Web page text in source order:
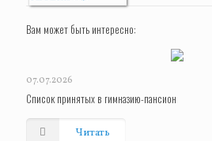
Вам может быть интересно:
07.07.2026
Список принятых в гимназию-пансион
Читать